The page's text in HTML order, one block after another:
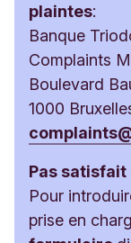
plaintes:
Banque
Complaints
Boulevard
1000
Pas satisfait
Pour
prise en